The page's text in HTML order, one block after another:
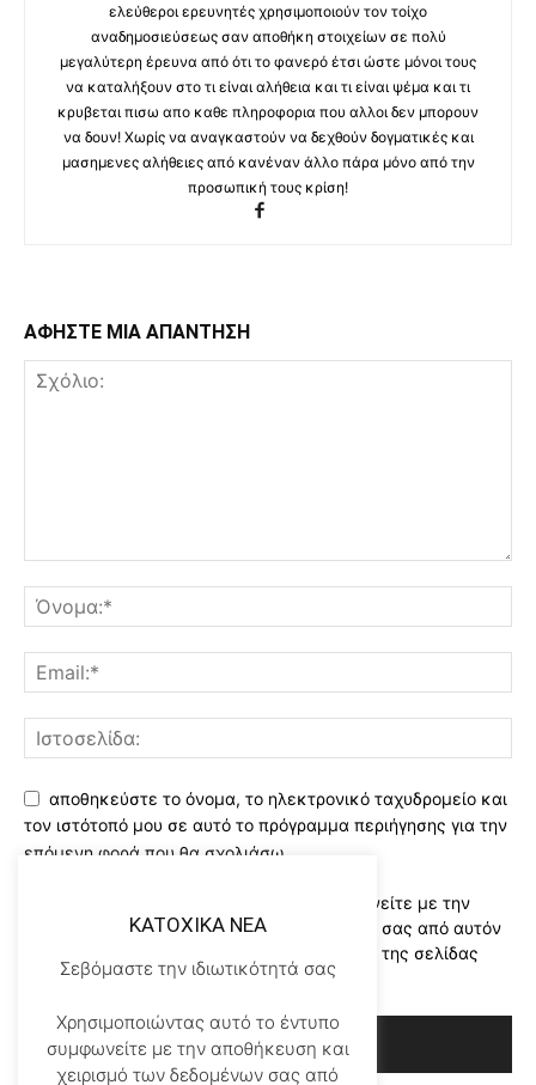
ελεύθεροι ερευνητές χρησιμοποιούν τον τοίχο
αναδημοσιεύσεως σαν αποθήκη στοιχείων σε πολύ
μεγαλύτερη έρευνα από ότι το φανερό έτσι ώστε μόνοι τους
να καταλήξουν στο τι είναι αλήθεια και τι είναι ψέμα και τι
κρυβεται πισω απο καθε πληροφορια που αλλοι δεν μπορουν
να δουν! Χωρίς να αναγκαστούν να δεχθούν δογματικές και
μασημενες αλήθειες από κανέναν άλλο πάρα μόνο από την
προσωπική τους κρίση!
ΑΦΗΣΤΕ ΜΙΑ ΑΠΑΝΤΗΣΗ
αποθηκεύστε το όνομα, το ηλεκτρονικό ταχυδρομείο και
τον ιστότοπό μου σε αυτό το πρόγραμμα περιήγησης για την
επόμενη φορά που θα σχολιάσω.
Χρησιμοποιώντας αυτό το έντυπο συμφωνείτε με την
αποθήκευση και χειρισμό των δεδομένων σας από αυτόν
τον ιστότοπο..Διαβάστε του ορους χρήσης της σελίδας
μας*
KATOXIKA NEA
Σεβόμαστε την ιδιωτικότητά σας
Χρησιμοποιώντας αυτό το έντυπο
συμφωνείτε με την αποθήκευση και
χειρισμό των δεδομένων σας από